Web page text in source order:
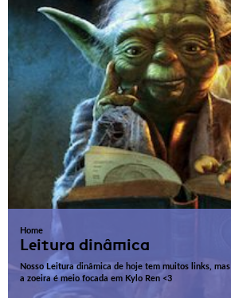
Home
Leitura dinâmica
Nosso Leitura dinâmica de hoje tem muitos links, mas
a zoeira é meio focada em Kylo Ren <3